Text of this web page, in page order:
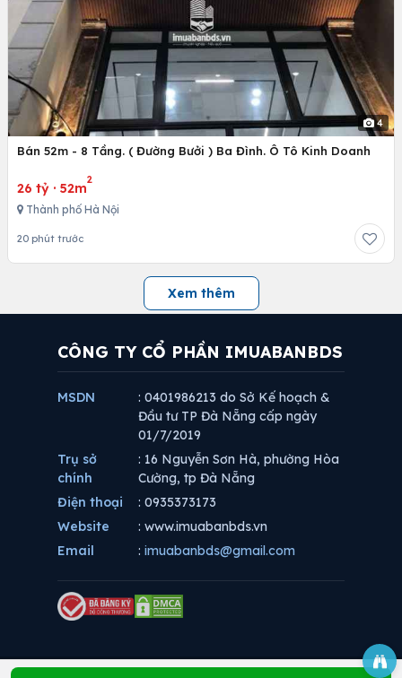
4
Bán 52m - 8 Tầng. ( Đường Bưởi ) Ba Đình. Ô Tô Kinh Doanh
26 tỷ · 52m
2
Thành phố Hà Nội
20 phút trước
Xem thêm
CÔNG TY CỔ PHẦN IMUABANBDS
MSDN
: 0401986213 do Sở Kế hoạch &
Đầu tư TP Đà Nẵng cấp ngày
01/7/2019
Trụ sở
chính
: 16 Nguyễn Sơn Hà, phường Hòa
Cường, tp Đà Nẵng
Điện thoại
: 0935373173
Website
: www.imuabanbds.vn
Email
: imuabanbds@gmail.com